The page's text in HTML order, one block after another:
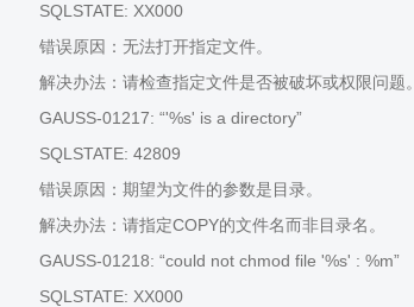
SQLSTATE: XX000
错误原因：无法打开指定文件。
解决办法：请检查指定文件是否被破坏或权限问题。
GAUSS-01217: “'%s' is a directory”
SQLSTATE: 42809
错误原因：期望为文件的参数是目录。
解决办法：请指定COPY的文件名而非目录名。
GAUSS-01218: “could not chmod file '%s' : %m”
SQLSTATE: XX000